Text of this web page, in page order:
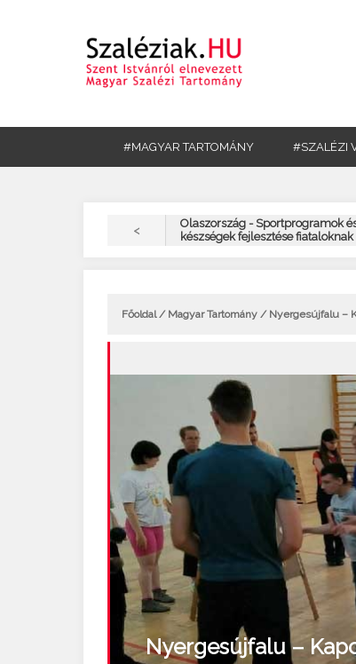
#MAGYAR TARTOMÁNY #SZALÉZI
<
Olaszország - Sportprogramok
készségek fejlesztése fiataloknak
Főoldal/ Magyar Tartomány / Nyergesújfalu –
Nyergesújfalu –